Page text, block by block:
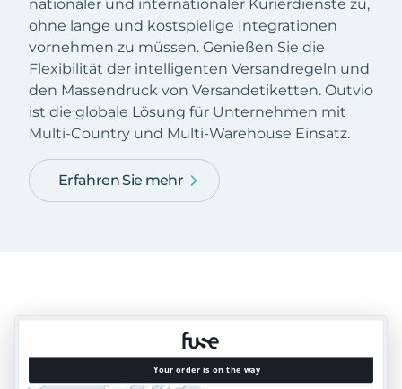
nationaler und internationaler Kurierdienste zu,
ohne lange und kostspielige Integrationen
vornehmen zu müssen. Genießen Sie die
Flexibilität der intelligenten Versandregeln und
den Massendruck von Versandetiketten. Outvio
ist die globale Lösung für Unternehmen mit
Multi-Country und Multi-Warehouse Einsatz.
Erfahren Sie mehr